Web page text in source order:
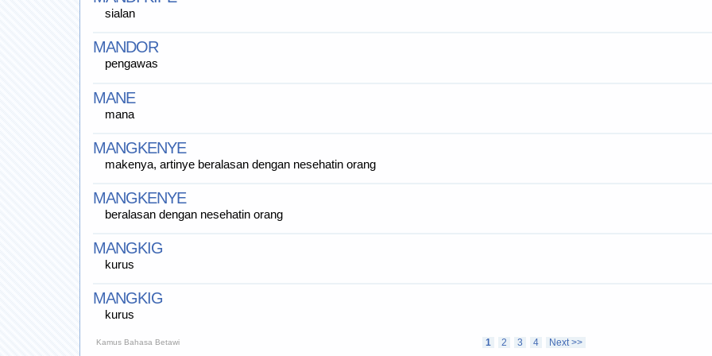
sialan
MANDOR
pengawas
MANE
mana
MANGKENYE
makenya, artinye beralasan dengan nesehatin orang
MANGKENYE
beralasan dengan nesehatin orang
MANGKIG
kurus
MANGKIG
kurus
Kamus Bahasa Betawi 1 2 3 4 Next >>